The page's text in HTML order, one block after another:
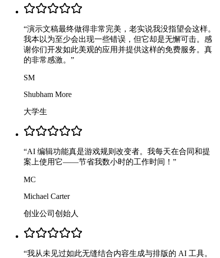
“演示文稿最终做得非常完美，老实说我没指望会这样。
我本以为至少会出现一些错误，但它却是无懈可击。感
谢你们开发如此美观的应用并提供这样的免费服务。真
的非常感激。 ”
SM
Shubham More
大学生
“AI 编辑功能真是游戏规则改变者。我每天在合同和提
案上使用它——节省我数小时的工作时间！ ”
MC
Michael Carter
创业公司创始人
“我从未见过如此无缝结合内容生成与排版的 AI 工具。